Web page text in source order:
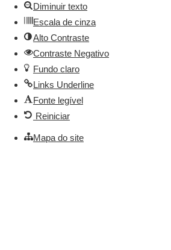
Diminuir texto
Escala de cinza
Alto Contraste
Contraste Negativo
Fundo claro
Links Underline
Fonte legível
Reiniciar
Mapa do site